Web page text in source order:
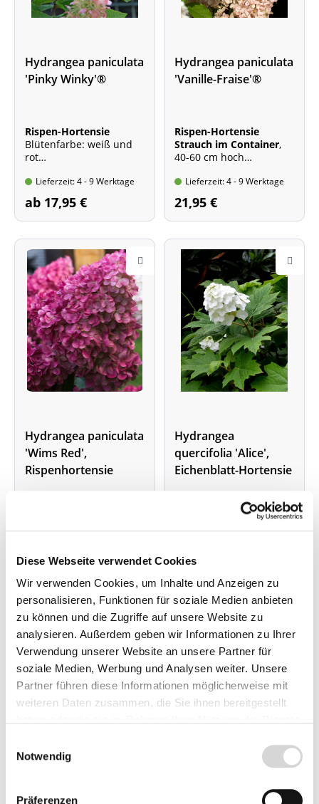
Diese Webseite verwendet Cookies
Wir verwenden Cookies, um Inhalte und Anzeigen zu
personalisieren, Funktionen für soziale Medien anbieten
zu können und die Zugriffe auf unsere Website zu
analysieren. Außerdem geben wir Informationen zu Ihrer
Verwendung unserer Website an unsere Partner für
soziale Medien, Werbung und Analysen weiter. Unsere
Partner führen diese Informationen möglicherweise mit
weiteren Daten zusammen, die Sie ihnen bereitgestellt
Notwendig
Präferenzen
Hydrangea paniculata
'Pinky Winky'®
Rispen-Hortensie
Blütenfarbe: weiß und
rot
Lieferzeit: 4 - 9 Werktage
ab 17,95 €
Hydrangea paniculata
'Vanille-Fraise'®
Rispen-Hortensie
Strauch im Container,
40-60 cm hoch
rosa
Wuchshöhe: bis 2 m
Lieferzeit: 4 - 9 Werktage
21,95 €
Hydrangea paniculata
'Wims Red',
Rispenhortensie
Wuchshöhe: ca. 1,5 m
Lieferzeit: 4 - 9 Werktage
ab 21,95 €
Hydrangea
quercifolia 'Alice',
Eichenblatt-Hortensie
Eichenblättrige
Strauch im Container,
Blütenfarbe: weiß
Wuchshöhe: bis 2 m
32,95 €
1 2
Hortensien/Hydrang
ea